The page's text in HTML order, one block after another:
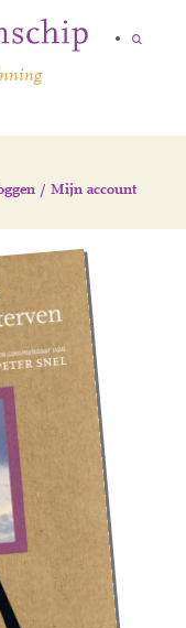
/ Mijn account